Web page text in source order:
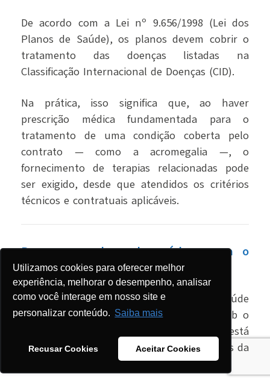
Utilizamos cookies para oferecer melhor
experiência, melhorar o desempenho, analisar
como você interage em nosso site e
personalizar conteúdo. Saiba mais
Recusar Cookies Aceitar Cookies
De acordo com a Lei nº 9.656/1998 (Lei dos
Planos de Saúde), os planos devem cobrir o
tratamento das doenças listadas na
Classificação Internacional de Doenças (CID).
Na prática, isso significa que, ao haver
prescrição médica fundamentada para o
tratamento de uma condição coberta pelo
contrato — como a acromegalia —, o
fornecimento de terapias relacionadas pode
ser exigido, desde que atendidos os critérios
técnicos e contratuais aplicáveis.
Por que o plano de saúde recusa o
Pegvisomanto?
É comum que operadoras de planos de saúde
neguem a cobertura do Pegvisomanto sob o
argumento de que o medicamento não está
incluído no rol de procedimentos e eventos da